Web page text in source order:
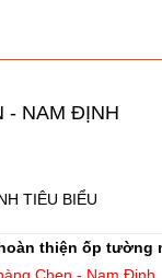
TIÊU BIỂU
- NAM ĐỊNH
TIÊU BIỂU
thiện ốp tường